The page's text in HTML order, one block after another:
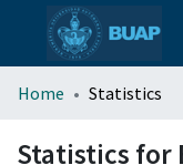
All of DSpace
Home Statistics
Statistics for